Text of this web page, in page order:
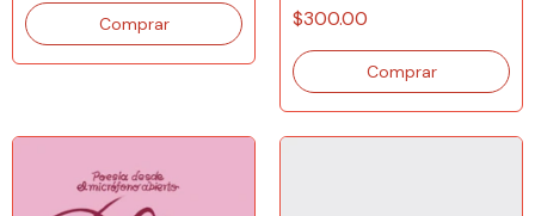
$300.00